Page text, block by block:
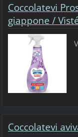
Coccolatevi
giappone /
Coccolatevi